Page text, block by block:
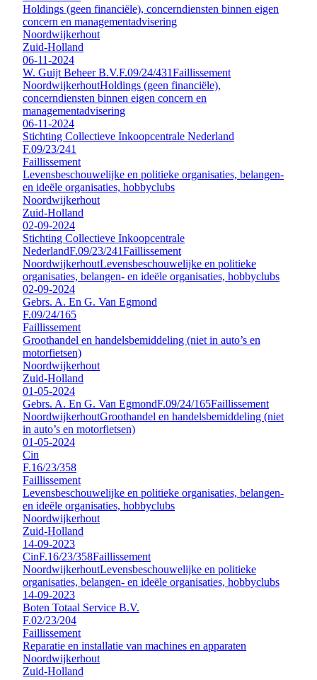
Holdings (geen financiële), concerndiensten binnen eigen
concern en managementadvisering
Noordwijkerhout
Zuid-Holland
06-11-2024
W. Guijt Beheer B.V.F.09/24/431Faillissement
NoordwijkerhoutHoldings (geen financiële),
concerndiensten binnen eigen concern en
managementadvisering
06-11-2024
Stichting Collectieve Inkoopcentrale Nederland
F.09/23/241
Faillissement
Levensbeschouwelijke en politieke organisaties, belangen-
en ideële organisaties, hobbyclubs
Noordwijkerhout
Zuid-Holland
02-09-2024
Stichting Collectieve Inkoopcentrale
NederlandF.09/23/241Faillissement
NoordwijkerhoutLevensbeschouwelijke en politieke
organisaties, belangen- en ideële organisaties, hobbyclubs
02-09-2024
Gebrs. A. En G. Van Egmond
F.09/24/165
Faillissement
Groothandel en handelsbemiddeling (niet in auto’s en
motorfietsen)
Noordwijkerhout
Zuid-Holland
01-05-2024
Gebrs. A. En G. Van EgmondF.09/24/165Faillissement
NoordwijkerhoutGroothandel en handelsbemiddeling (niet
in auto’s en motorfietsen)
01-05-2024
Cin
F.16/23/358
Faillissement
Levensbeschouwelijke en politieke organisaties, belangen-
en ideële organisaties, hobbyclubs
Noordwijkerhout
Zuid-Holland
14-09-2023
CinF.16/23/358Faillissement
NoordwijkerhoutLevensbeschouwelijke en politieke
organisaties, belangen- en ideële organisaties, hobbyclubs
14-09-2023
Boten Totaal Service B.V.
F.02/23/204
Faillissement
Reparatie en installatie van machines en apparaten
Noordwijkerhout
Zuid-Holland